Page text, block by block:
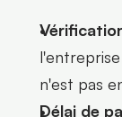
n'est pas
Délai de